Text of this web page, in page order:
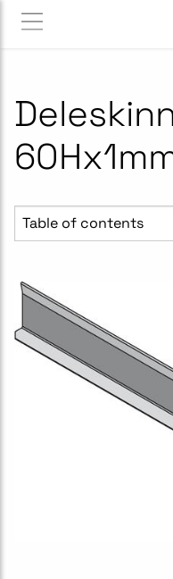
Table of contents